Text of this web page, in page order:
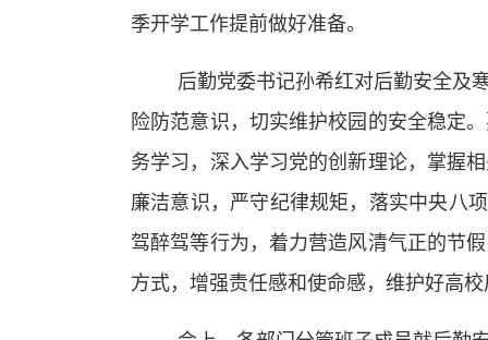
季开学工作提前做好准备。
后勤党委书记孙希红对后勤安全及
险防范意识，切实维护校园的安全稳定
务学习，深入学习党的创新理论，掌握
廉洁意识，严守纪律规矩，落实中央八
驾醉驾等行为，着力营造风清气正的节
方式，增强责任感和使命感，维护好高